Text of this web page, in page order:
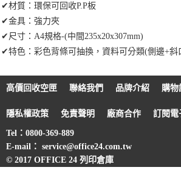
✔材質：環保可回收P.P板
✔金具：強力夾
✔尺寸：A4規格-(中間235x20x307mm)
✔特色：彩色背條可抽換，資料可分類(側邊+斜
高價回收空匣 聯絡我們 品牌介紹 購物
隱私權政策 免責聲明 廠商合作 訂閱電
Tel：0800-369-889
E-mail： service@office24.com.tw
© 2017 OFFICE 24 列印倉庫